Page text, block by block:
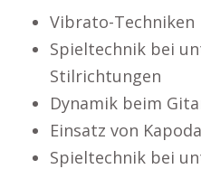
Vibrato-Techniken
Spieltechnik bei
Stilrichtungen
Dynamik beim
Einsatz von
Spieltechnik bei